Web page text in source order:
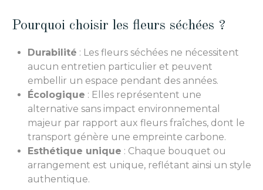
Pourquoi choisir les fleurs séchées ?
Durabilité : Les fleurs séchées ne nécessitent
aucun entretien particulier et peuvent
embellir un espace pendant des années.
Écologique : Elles représentent une
alternative sans impact environnemental
majeur par rapport aux fleurs fraîches, dont le
transport génère une empreinte carbone.
Esthétique unique : Chaque bouquet ou
arrangement est unique, reflétant ainsi un style
authentique.